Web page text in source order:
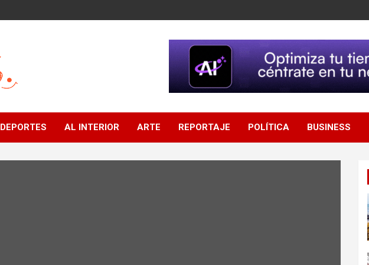
DEPORTES AL INTERIOR ARTE REPORTAJE POLÍTICA BUSINESS